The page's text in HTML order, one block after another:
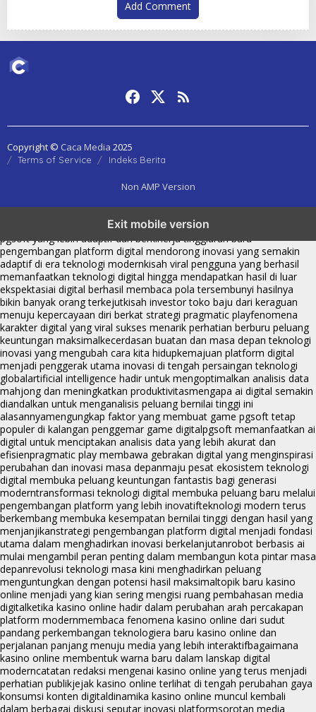
Add Comment
Copyright © Caca Media 2025
Terms of Service Indeks Berita
Non AMP Version
Exit mobile version
menghadirkan inovasi berkualitasai digital menjadi kunci analisis data
pgsoft yang lebih adaptif dan berkinerja tinggiarah baru
pengembangan platform digital mendorong inovasi yang semakin
adaptif di era teknologi modernkisah viral pengguna yang berhasil
memanfaatkan teknologi digital hingga mendapatkan hasil di luar
ekspektasiai digital berhasil membaca pola tersembunyi hasilnya
bikin banyak orang terkejutkisah investor toko baju dari keraguan
menuju kepercayaan diri berkat strategi pragmatic playfenomena
karakter digital yang viral sukses menarik perhatian berburu peluang
keuntungan maksimalkecerdasan buatan dan masa depan teknologi
inovasi yang mengubah cara kita hidupkemajuan platform digital
menjadi penggerak utama inovasi di tengah persaingan teknologi
globalartificial intelligence hadir untuk mengoptimalkan analisis data
mahjong dan meningkatkan produktivitasmengapa ai digital semakin
diandalkan untuk menganalisis peluang bernilai tinggi ini
alasannyamengungkap faktor yang membuat game pgsoft tetap
populer di kalangan penggemar game digitalpgsoft memanfaatkan ai
digital untuk menciptakan analisis data yang lebih akurat dan
efisienpragmatic play membawa gebrakan digital yang menginspirasi
perubahan dan inovasi masa depanmaju pesat ekosistem teknologi
digital membuka peluang keuntungan fantastis bagi generasi
moderntransformasi teknologi digital membuka peluang baru melalui
pengembangan platform yang lebih inovatifteknologi modern terus
berkembang membuka kesempatan bernilai tinggi dengan hasil yang
menjanjikanstrategi pengembangan platform digital menjadi fondasi
utama dalam menghadirkan inovasi berkelanjutanrobot berbasis ai
mulai mengambil peran penting dalam membangun kota pintar masa
depanrevolusi teknologi masa kini menghadirkan peluang
menguntungkan dengan potensi hasil maksimaltopik baru kasino
online menjadi yang kian sering mengisi ruang pembahasan media
digitalketika kasino online hadir dalam perubahan arah percakapan
platform modernmembaca fenomena kasino online dari sudut
pandang perkembangan teknologiera baru kasino online dan
perjalanan panjang menuju media yang lebih interaktifbagaimana
kasino online membentuk warna baru dalam lanskap digital
moderncatatan redaksi mengenai kasino online yang terus menjadi
perhatian publikjejak kasino online terlihat di tengah perubahan gaya
konsumsi konten digitaldinamika kasino online muncul kembali
dalam berbagai diskusi seputar inovasi platformsorotan media